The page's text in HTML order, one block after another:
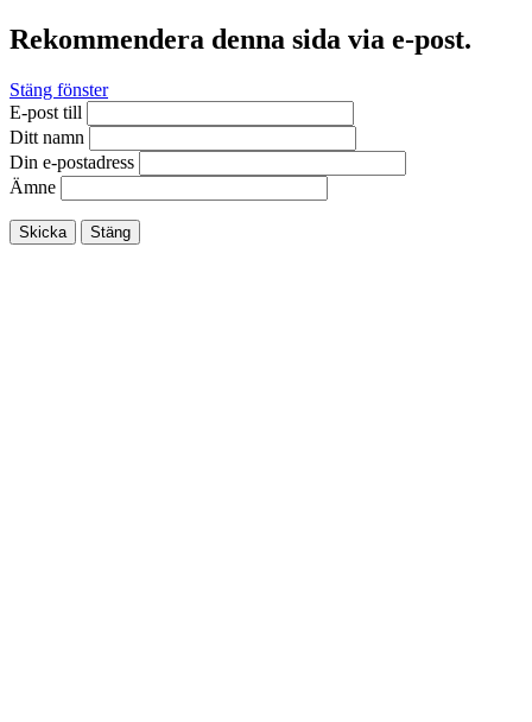
Rekommendera denna sida via e-post.
Stäng fönster
E-post till
Ditt namn
Din e-postadress
Ämne
Skicka Stäng